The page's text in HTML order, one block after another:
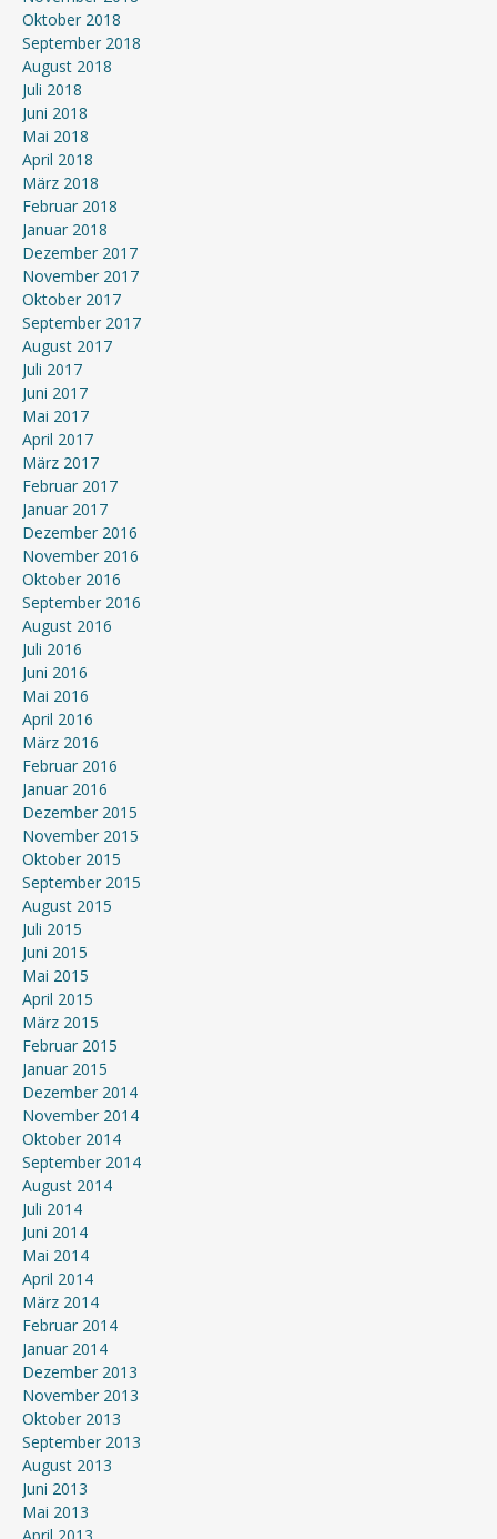
Oktober 2018
September 2018
August 2018
Juli 2018
Juni 2018
Mai 2018
April 2018
März 2018
Februar 2018
Januar 2018
Dezember 2017
November 2017
Oktober 2017
September 2017
August 2017
Juli 2017
Juni 2017
Mai 2017
April 2017
März 2017
Februar 2017
Januar 2017
Dezember 2016
November 2016
Oktober 2016
September 2016
August 2016
Juli 2016
Juni 2016
Mai 2016
April 2016
März 2016
Februar 2016
Januar 2016
Dezember 2015
November 2015
Oktober 2015
September 2015
August 2015
Juli 2015
Juni 2015
Mai 2015
April 2015
März 2015
Februar 2015
Januar 2015
Dezember 2014
November 2014
Oktober 2014
September 2014
August 2014
Juli 2014
Juni 2014
Mai 2014
April 2014
März 2014
Februar 2014
Januar 2014
Dezember 2013
November 2013
Oktober 2013
September 2013
August 2013
Juni 2013
Mai 2013